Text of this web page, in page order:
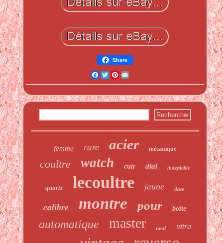
Share
Facebook
Twitter
Pinterest
Email
femme rare acier mécanique
coultre watch cuir dial inoxydable
quartz lecoultre jaune date
calibre montre pour boîte
automatique master neuf ultra